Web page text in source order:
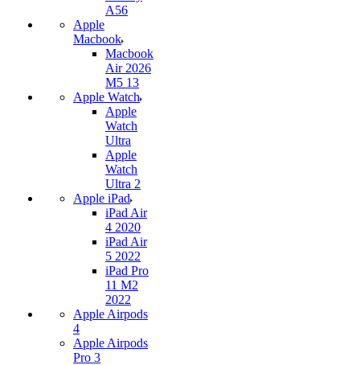
A56
Apple
Macbook
Macbook
Air 2026
M5 13
Apple Watch
Apple
Watch
Ultra
Apple
Watch
Ultra 2
Apple iPad
iPad Air
4 2020
iPad Air
5 2022
iPad Pro
11 M2
2022
Apple Airpods
4
Apple Airpods
Pro 3